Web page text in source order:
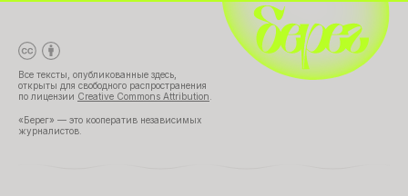
Все тексты, опубликованные здесь,
открыты для свободного распространения
по лицензии Creative Commons Attribution
«Берег» — это кооператив независимых
журналистов.